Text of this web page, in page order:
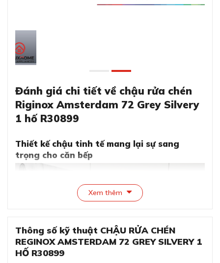
Đánh giá chi tiết về chậu rửa chén
Riginox Amsterdam 72 Grey Silvery
1 hố R30899
Thiết kế chậu tinh tế mang lại sự sang
trọng cho căn bếp
Xem thêm
Thông số kỹ thuật CHẬU RỬA CHÉN
REGINOX AMSTERDAM 72 GREY SILVERY 1
HỐ R30899